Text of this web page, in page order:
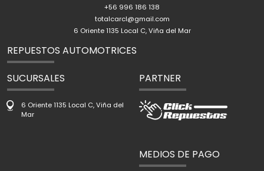
+56 996 186 138
totalcarcl@gmail.com
6 Oriente 1135 Local C, Viña del Mar
REPUESTOS AUTOMOTRICES
SUCURSALES
6 Oriente 1135 Local C, Viña del
Mar
PARTNER
MEDIOS DE PAGO